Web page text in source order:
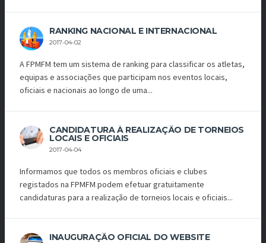
RANKING NACIONAL E INTERNACIONAL
2017-04-02
A FPMFM tem um sistema de ranking para classificar os atletas,
equipas e associações que participam nos eventos locais,
oficiais e nacionais ao longo de uma...
CANDIDATURA À REALIZAÇÃO DE TORNEIOS
LOCAIS E OFICIAIS
2017-04-04
Informamos que todos os membros oficiais e clubes
registados na FPMFM podem efetuar gratuitamente
candidaturas para a realização de torneios locais e oficiais...
INAUGURAÇÃO OFICIAL DO WEBSITE